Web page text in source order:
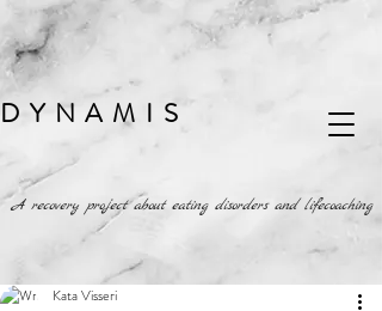
DYNAMIS
A recovery project about eating disorders and lifecoaching
Kata Visseri